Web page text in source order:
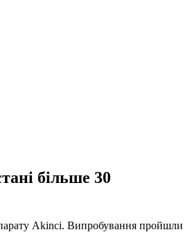
більше 30
Akinci. Випробування пройшли